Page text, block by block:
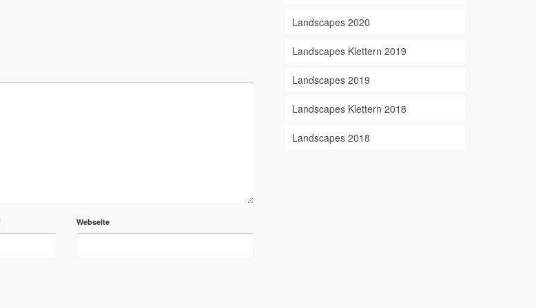
Webseite
Landscapes 2020
Landscapes Klettern 2019
Landscapes 2019
Landscapes Klettern 2018
Landscapes 2018